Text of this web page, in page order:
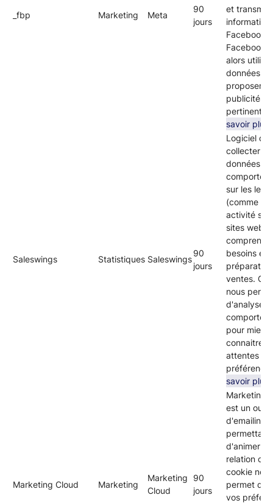
_fbp Marketing Meta
90
jours
et
information
Facebook.
Facebook
alors
données
proposer
publicités
savoir plus
Saleswings Statistiques Saleswings
90
jours
Logiciel
collecter
données
sur les
(comme
activité sur
sites web)
besoins et
ventes. Ce
nous
d'analyser
pour mieux
connaitre
attentes et
savoir plus
Marketing Cloud Marketing
Marketing
Cloud
90
jours
Marketing
est un outil
d'emailing
permettant
d'animer la
relation
cookie nous
permet de
vos